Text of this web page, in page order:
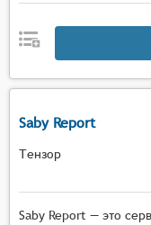
Saby Report
Тензор
Saby Report — это